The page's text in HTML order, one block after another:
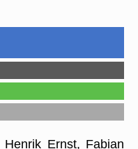
Ernst, Fabian